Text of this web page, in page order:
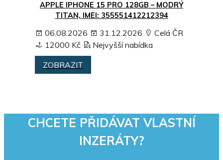
APPLE IPHONE 15 PRO 128GB – MODRÝ
TITAN, IMEI: 355551412212394
06.08.2026 31.12.2026
Celá ČR
12000 Kč
Nejvyšší nabídka
ZOBRAZIT
CHCETE PŘIDÁVAT VLASTNÍ
INZERÁTY?